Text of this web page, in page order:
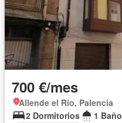
700 €/mes
Allende el Río, Palencia
2 Dormitorios
1 Baño